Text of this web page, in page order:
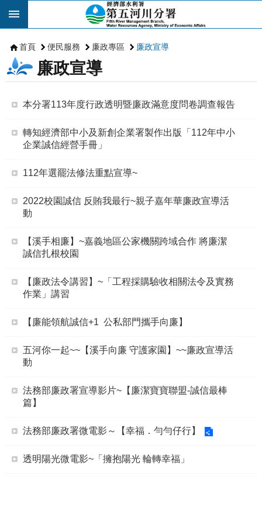
跳到主要內容區塊
首頁 便民服務 廉政專區 廉政宣導
廉政宣導
本分署113年度行政透明暨廉政滿意度問卷調查報告
轉知經濟部中小及新創企業署製作出版「112年中小
企業誠信經營手冊」
112年選罷法修法重點宣導~
2022校園誠信 反賄我最行~親子嘉年華廉政宣導活
動
【溪手相廉】~嘉義地區公家機關跨域合作 將廉潔
誠信扎根校園
【廉政法令講習】~「工程採購驗收相關法令及實務
作業」講習
【廉能領航誠信+1 公私部門攜手向廉】
五河你一起~~【溪手向廉 守護家園】~~廉政宣導活
動
法務部廉政署宣導影片~【廉潔寶寶聯盟-誠信最棒
篇】
法務部廉政署微電影～【幸福．勻勻仔行】
透明陽光微電影~「擁抱陽光 輪轉幸福」